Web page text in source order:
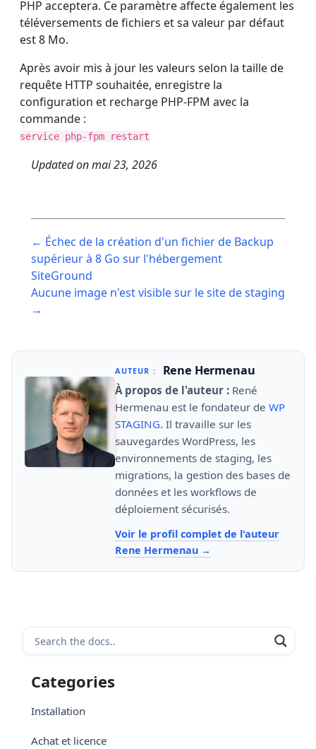
PHP acceptera. Ce paramètre affecte également les
téléversements de fichiers et sa valeur par défaut
est 8 Mo.
Après avoir mis à jour les valeurs selon la taille de
requête HTTP souhaitée, enregistre la
configuration et recharge PHP-FPM avec la
commande :
service php-fpm restart
Updated onmai 23, 2026
Post
navigation
← Échec de la création d'un fichier de Backup
supérieur à 8 Go sur l'hébergement
SiteGround
Aucune image n'est visible sur le site de staging
→
AUTEUR : Rene Hermenau
À propos de l'auteur : René
Hermenau est le fondateur de WP
STAGING. Il travaille sur les
sauvegardes WordPress, les
environnements de staging, les
migrations, la gestion des bases de
données et les workflows de
déploiement sécurisés.
Voir le profil complet de l'auteur
Rene Hermenau
Categories
Installation
Achat et licence